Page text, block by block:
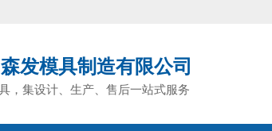
发模具制造有限公司
，集设计、生产、售后一站式服务